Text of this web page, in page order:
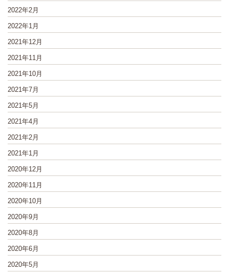
2022年2月
2022年1月
2021年12月
2021年11月
2021年10月
2021年7月
2021年5月
2021年4月
2021年2月
2021年1月
2020年12月
2020年11月
2020年10月
2020年9月
2020年8月
2020年6月
2020年5月